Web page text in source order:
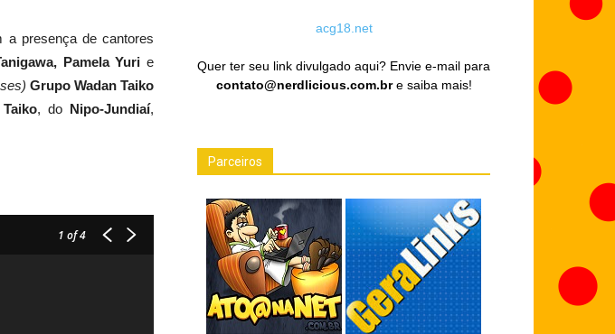
a presença de cantores
Pamela Yuri e
Grupo Wadan Taiko
, do Nipo-Jundiaí,
1 of 4
acg18.net
Quer ter seu link divulgado aqui? Envie e-mail para
contato@nerdlicious.com.bre saiba mais!
Parceiros